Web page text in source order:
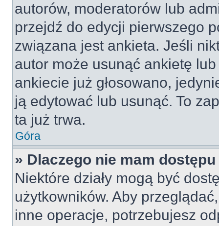
autorów, moderatorów lub
przejdź do edycji pierwszego
związana jest ankieta. Jeśli
autor może usunąć ankietę
ankiecie już głosowano,
ją edytować lub usunąć. To
ta już trwa.
Góra
» Dlaczego nie mam dostępu
Niektóre działy mogą być
użytkowników. Aby
inne operacje, potrzebujesz